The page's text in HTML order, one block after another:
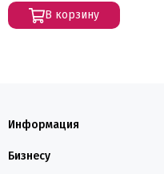
В корзину
Информация
Бизнесу